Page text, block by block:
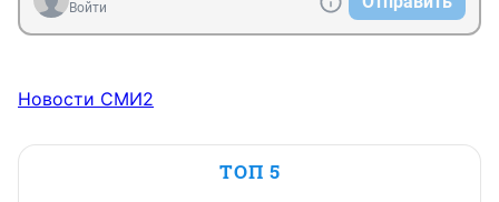
Войти
Новости СМИ2
ТОП 5